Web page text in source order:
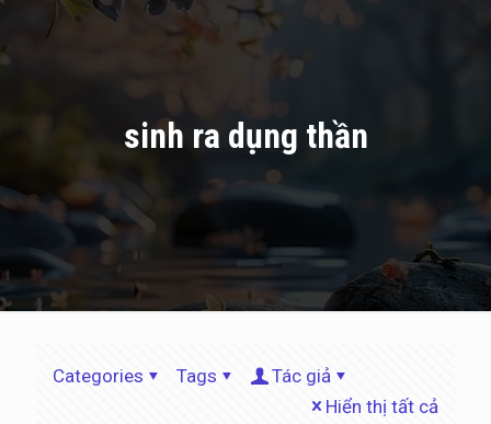
sinh ra dụng thần
Categories Tags
Tác giả
Hiển thị tất cả